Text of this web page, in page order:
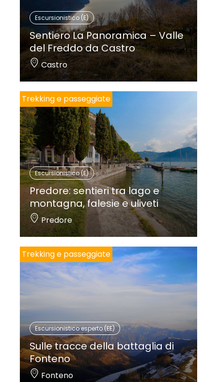
Escursionistico (E)
Sentiero La Panoramica – Valle
del Freddo da Castro
Castro
Trekking e passeggiate
Escursionistico (E)
Predore: sentieri tra lago e
montagna, falesie e uliveti
Predore
Trekking e passeggiate
Escursionistico esperto (EE)
Sulle tracce della battaglia di
Fonteno
Fonteno